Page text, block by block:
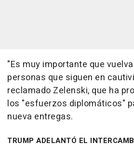
"Es muy importante que
personas que siguen en
reclamado Zelenski, que ha
los "esfuerzos diplomáticos"
nueva entregas.
TRUMP ADELANTÓ EL